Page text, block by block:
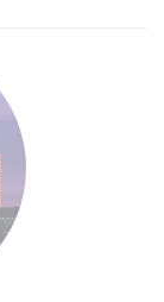
en
el estado
una
ocultos
el futuro.
visibles.